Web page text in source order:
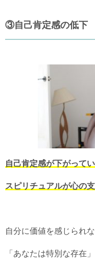
③自己肯定感の低下
自己肯定感が下がってい
スピリチュアルが心の
自分に価値を感じられな
「あなたは特別な存在」